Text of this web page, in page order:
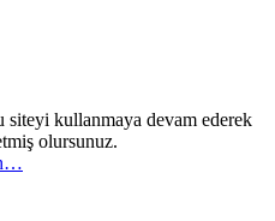
siteyi kullanmaya devam ederek
olursunuz.